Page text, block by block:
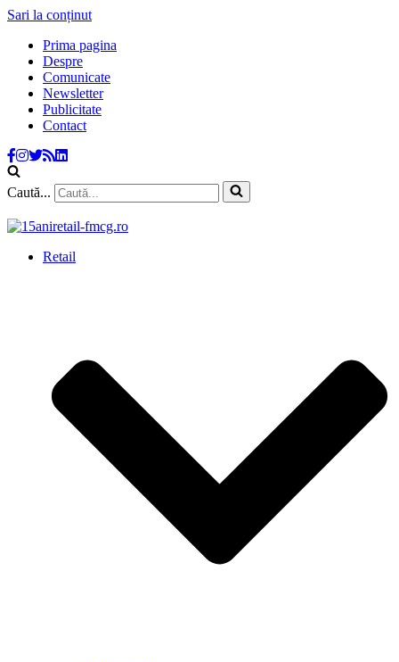
Sari la conținut
Prima pagina
Despre
Comunicate
Newsletter
Publicitate
Contact
Caută...
Retail